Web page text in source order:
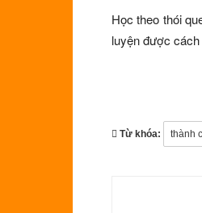
Học theo thói
luyện được
Từ khóa: thành